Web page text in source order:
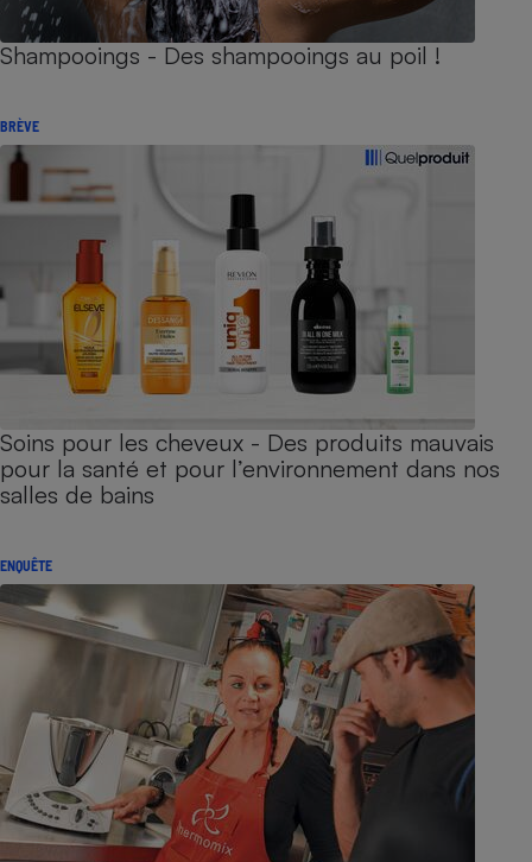
Shampooings - Des shampooings au poil !
BRÈVE
Soins pour les cheveux - Des produits mauvais
pour la santé et pour l’environnement dans nos
salles de bains
ENQUÊTE